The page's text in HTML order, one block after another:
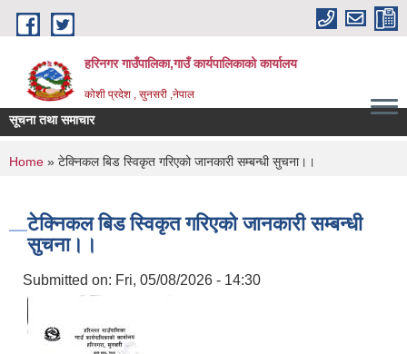
Skip to main content
हरिनगर गाउँपालिका,गाउँ कार्यपालिकाको कार्यालय
कोशी प्रदेश , सुनसरी ,नेपाल
सूचना तथा समाचार
You are here
Home » टेक्निकल बिड स्विकृत गरिएको जानकारी सम्बन्धी सुचना।।
टेक्निकल बिड स्विकृत गरिएको जानकारी सम्बन्धी
सुचना।।
Submitted on: Fri, 05/08/2026 - 14:30